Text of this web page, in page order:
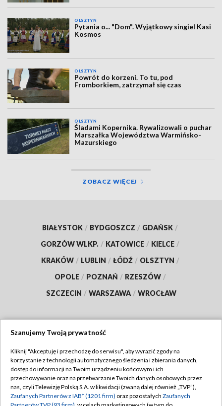
OLSZTYN
Pytania o... "Dom". Wyjątkowy singiel Kasi
Kosmos
OLSZTYN
Powrót do korzeni. To tu, pod
Fromborkiem, zatrzymał się czas
OLSZTYN
Śladami Kopernika. Rywalizowali o puchar
Marszałka Województwa Warmińsko-
Mazurskiego
ZOBACZ WIĘCEJ
BIAŁYSTOK / BYDGOSZCZ / GDAŃSK /
GORZÓW WLKP. / KATOWICE / KIELCE /
KRAKÓW / LUBLIN / ŁÓDŹ / OLSZTYN /
OPOLE / POZNAŃ / RZESZÓW /
SZCZECIN / WARSZAWA / WROCŁAW
TVP
Abonament TVP
Emisja w TVP
Regulamin TVP
Polityka prywatności
Szanujemy Twoją prywatność
Kliknij "Akceptuję i przechodzę do serwisu", aby wyrazić zgody na
korzystanie z technologii automatycznego śledzenia i zbierania danych,
dostęp do informacji na Twoim urządzeniu końcowym i ich
przechowywanie oraz na przetwarzanie Twoich danych osobowych przez
nas, czyli Telewizję Polską S.A. w likwidacji (zwaną dalej również „TVP”),
Zaufanych Partnerów z IAB* (1201 firm) oraz pozostałych Zaufanych